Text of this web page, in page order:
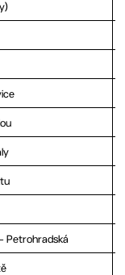
Petrohradská